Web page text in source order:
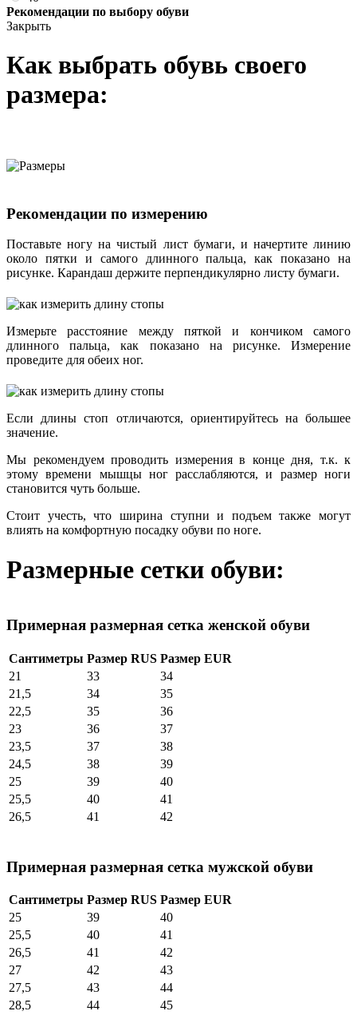
Рекомендации по выбору обуви
Закрыть
Как выбрать обувь своего
размера:
Рекомендации по измерению
Поставьте ногу на чистый лист бумаги, и начертите линию
около пятки и самого длинного пальца, как показано на
рисунке. Карандаш держите перпендикулярно листу бумаги.
Измерьте расстояние между пяткой и кончиком самого
длинного пальца, как показано на рисунке. Измерение
проведите для обеих ног.
Если длины стоп отличаются, ориентируйтесь на большее
значение.
Мы рекомендуем проводить измерения в конце дня, т.к. к
этому времени мышцы ног расслабляются, и размер ноги
становится чуть больше.
Стоит учесть, что ширина ступни и подъем также могут
влиять на комфортную посадку обуви по ноге.
Размерные сетки обуви:
Примерная размерная сетка женской обуви
Сантиметры Размер RUS Размер EUR
21
33
34
21,5
34
35
22,5
35
36
23
36
37
23,5
37
38
24,5
38
39
25
39
40
25,5
40
41
26,5
41 42
Примерная размерная сетка мужской обуви
Сантиметры Размер RUS Размер EUR
25
39
40
25,5
40
41
26,5
41
42
27
42
43
27,5
43
44
28,5
44
45